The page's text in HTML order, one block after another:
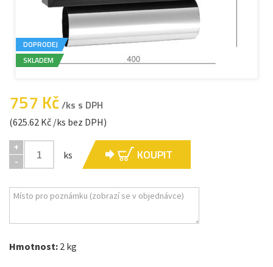
DOPRODEJ
SKLADEM
757 Kč/ks s DPH
(625.62 Kč /ks bez DPH)
+
-
ks KOUPIT
Hmotnost: 2 kg